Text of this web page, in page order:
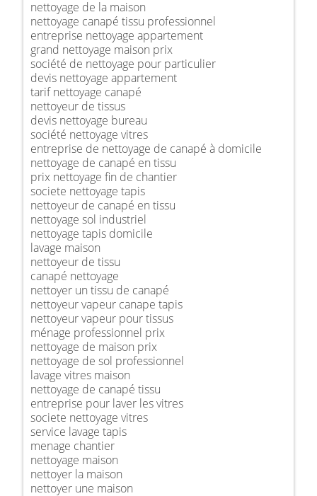
nettoyage de la maison
nettoyage canapé tissu professionnel
entreprise nettoyage appartement
grand nettoyage maison prix
société de nettoyage pour particulier
devis nettoyage appartement
tarif nettoyage canapé
nettoyeur de tissus
devis nettoyage bureau
société nettoyage vitres
entreprise de nettoyage de canapé à domicile
nettoyage de canapé en tissu
prix nettoyage fin de chantier
societe nettoyage tapis
nettoyeur de canapé en tissu
nettoyage sol industriel
nettoyage tapis domicile
lavage maison
nettoyeur de tissu
canapé nettoyage
nettoyer un tissu de canapé
nettoyeur vapeur canape tapis
nettoyeur vapeur pour tissus
ménage professionnel prix
nettoyage de maison prix
nettoyage de sol professionnel
lavage vitres maison
nettoyage de canapé tissu
entreprise pour laver les vitres
societe nettoyage vitres
service lavage tapis
menage chantier
nettoyage maison
nettoyer la maison
nettoyer une maison